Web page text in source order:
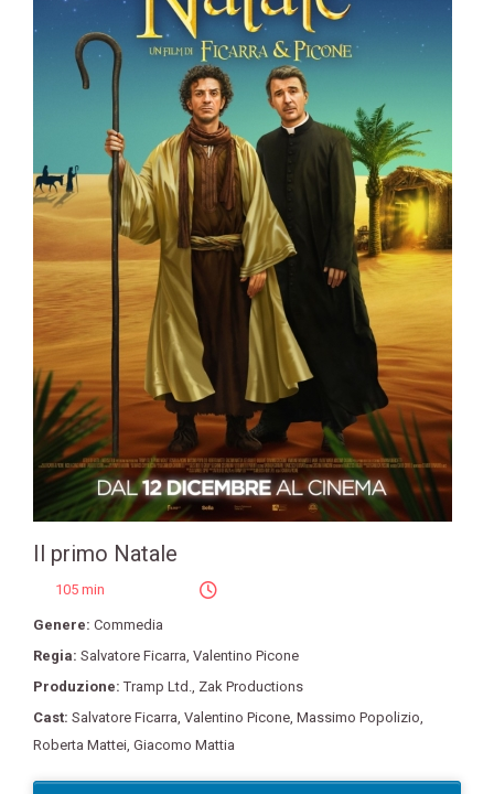
Il primo Natale
105 min
Genere: Commedia
Regia: Salvatore Ficarra Valentino Picone
Produzione:Tramp Ltd.
Zak Productions
Cast: Salvatore Ficarra Valentino Picone Massimo Popolizio
Roberta Mattei Giacomo Mattia